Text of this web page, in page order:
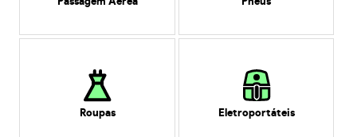
Roupas Eletroportáteis